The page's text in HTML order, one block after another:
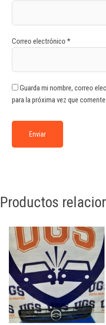
Correo electrónico *
Guarda mi nombre, correo
para la próxima vez que comente.
Productos